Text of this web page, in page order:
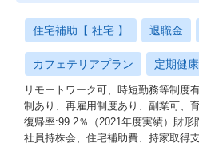
住宅補助【 社宅 】 退職金
カフェテリアプラン 定期健
リモートワーク可、時短勤務等制度
制あり、再雇用制度あり、副業可、
復帰率:99.2％（2021年度実績）財形
社員持株会、住宅補助費、持家取得